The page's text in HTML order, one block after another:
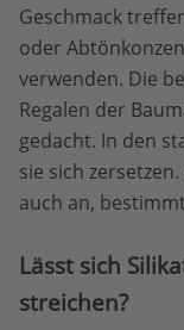
Geschmack
oder
verwenden. Die
Regalen der
gedacht. In den
sie sich
auch an,
Lässt sich
streichen?